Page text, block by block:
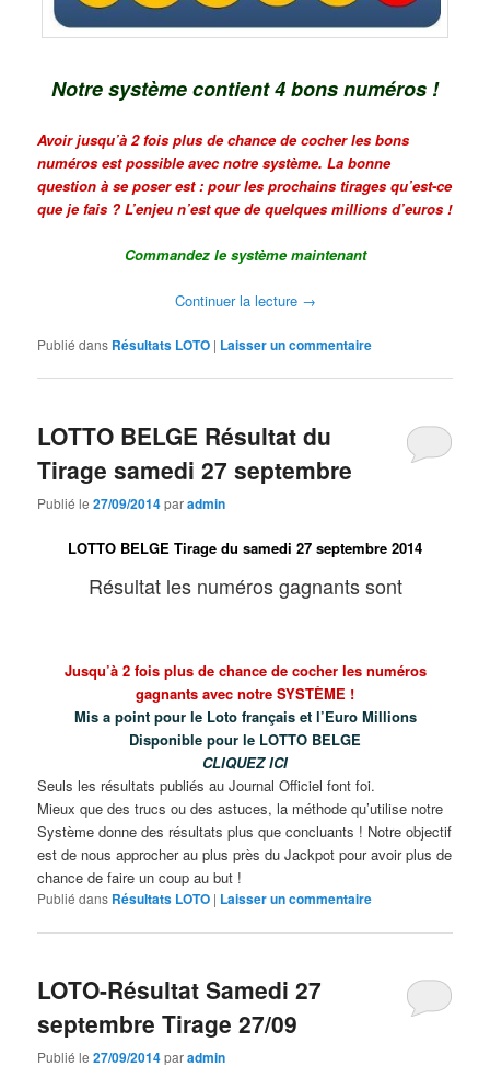
Notre système contient 4 bons numéros !
Avoir jusqu’à 2 fois plus de chance de cocher les bons
numéros est possible avec notre système. La bonne
question à se poser est : pour les prochains tirages qu’est-ce
que je fais ? L’enjeu n’est que de quelques millions d’euros !
Commandez le système maintenant
Continuer la lecture →
Publié dans Résultats LOTO | Laisser un commentaire
LOTTO BELGE Résultat du
Tirage samedi 27 septembre
Publié le27/09/2014paradmin
LOTTO BELGE Tirage du samedi 27 septembre 2014
Résultat les numéros gagnants sont
Jusqu’à 2 fois plus de chance de cocher les numéros
gagnants avec notre SYSTÈME !
Mis a point pour le Loto français et l’Euro Millions
Disponible pour le LOTTO BELGE
CLIQUEZ ICI
Seuls les résultats publiés au Journal Officiel font foi.
Mieux que des trucs ou des astuces, la méthode qu’utilise notre
Système donne des résultats plus que concluants ! Notre objectif
est de nous approcher au plus près du Jackpot pour avoir plus de
chance de faire un coup au but !
Publié dans Résultats LOTO | Laisser un commentaire
LOTO-Résultat Samedi 27
septembre Tirage 27/09
Publié le27/09/2014paradmin